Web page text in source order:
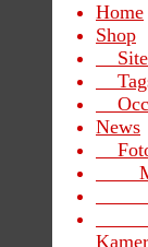
Home
Shop
Site
News
AF